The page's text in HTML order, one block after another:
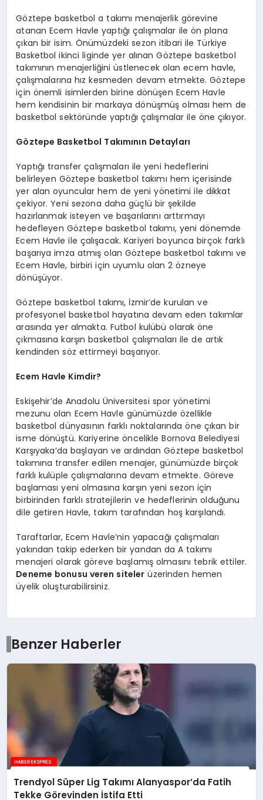
Göztepe basketbol a takımı menajerlik görevine
atanan Ecem Havle yaptığı çalışmalar ile ön plana
çıkan bir isim. Önümüzdeki sezon itibari ile Türkiye
Basketbol ikinci liginde yer alınan Göztepe basketbol
takımının menajerliğini üstlenecek olan ecem havle,
çalışmalarına hız kesmeden devam etmekte. Göztepe
için önemli isimlerden birine dönüşen Ecem Havle
hem kendisinin bir markaya dönüşmüş olması hem de
basketbol sektöründe yaptığı çalışmalar ile öne çıkıyor.
Göztepe Basketbol Takımının Detayları
Yaptığı transfer çalışmaları ile yeni hedeflerini
belirleyen Göztepe basketbol takımı hem içerisinde
yer alan oyuncular hem de yeni yönetimi ile dikkat
çekiyor. Yeni sezona daha güçlü bir şekilde
hazırlanmak isteyen ve başarılarını arttırmayı
hedefleyen Göztepe basketbol takımı, yeni dönemde
Ecem Havle ile çalışacak. Kariyeri boyunca birçok farklı
başarıya imza atmış olan Göztepe basketbol takımı ve
Ecem Havle, birbiri için uyumlu olan 2 özneye
dönüşüyor.
Göztepe basketbol takımı, İzmir’de kurulan ve
profesyonel basketbol hayatına devam eden takımlar
arasında yer almakta. Futbol kulübü olarak öne
çıkmasına karşın basketbol çalışmaları ile de artık
kendinden söz ettirmeyi başarıyor.
Ecem Havle Kimdir?
Eskişehir’de Anadolu Üniversitesi spor yönetimi
mezunu olan Ecem Havle günümüzde özellikle
basketbol dünyasının farklı noktalarında öne çıkan bir
isme dönüştü. Kariyerine öncelikle Bornova Belediyesi
Karşıyaka’da başlayan ve ardından Göztepe basketbol
takımına transfer edilen menajer, günümüzde birçok
farklı kulüple çalışmalarına devam etmekte. Göreve
başlaması yeni olmasına karşın yeni sezon için
birbirinden farklı stratejilerin ve hedeflerinin olduğunu
dile getiren Havle, takım tarafından hoş karşılandı.
Taraftarlar, Ecem Havle’nin yapacağı çalışmaları
yakından takip ederken bir yandan da A takımı
menajeri olarak göreve başlamış olmasını tebrik ettiler.
Deneme bonusu veren siteler üzerinden hemen
üyelik oluşturabilirsiniz.
Benzer Haberler
Trendyol Süper Lig Takımı Alanyaspor’da Fatih
Tekke Görevinden İstifa Etti